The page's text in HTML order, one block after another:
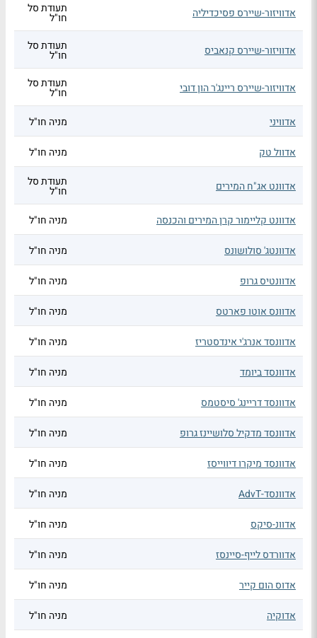
אדוויזור-שיירס פסיכדיליה תעודת סל
חו"ל
אדוויזור-שיירס קנאביס תעודת סל
חו"ל
אדוויזור-שיירס ריינג'ר הון דובי תעודת סל
חו"ל
אדוויני
מניה חו"ל
אדוול טק מניה חו"ל
אדוונט אג"ח המירים תעודת סל
חו"ל
אדוונט קליימור קרן המירים והכנסה
מניה חו"ל
אדוונטג' סולושונס מניה חו"ל
אדוונטיס גרופ מניה חו"ל
אדוונס אוטו פארטס מניה חו"ל
אדוונסד אנרג'י אינדסטריז מניה חו"ל
אדוונסד ביומד מניה חו"ל
אדוונסד דריינג' סיסטמס מניה חו"ל
אדוונסד מדקיל סלושיינז גרופ מניה חו"ל
אדוונסד מיקרו דיווייסז מניה חו"ל
אדוונסד-AdvT מניה חו"ל
אדוונ-סיקס מניה חו"ל
אדוורדס לייף-סיינסז מניה חו"ל
אדוס הום קייר מניה חו"ל
אדוקיה מניה חו"ל